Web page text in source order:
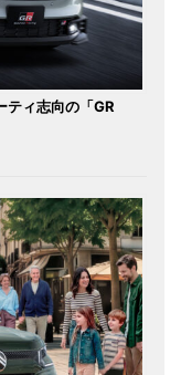
ティ志向の「GR